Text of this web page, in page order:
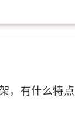
，有什么特